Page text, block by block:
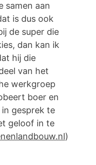
samen aan
is dus ook
de super die
dan kan ik
hij die
van het
werkgroep
boer en
gesprek te
geloof in te
)